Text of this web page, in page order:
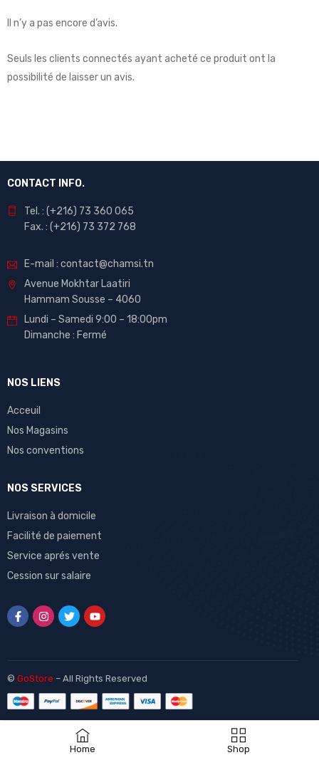
Home Shop
Il n’y a pas encore d’avis.
Seuls les clients connectés ayant acheté ce produit ont la
possibilité de laisser un avis.
CONTACT INFO.
Tel. : (+216) 73 360 065
Fax. : (+216) 73 372 768
E-mail : contact@chamsi.tn
Avenue Mokhtar Laatiri
Hammam Sousse – 4060
Lundi – Samedi 9:00 – 18:00pm
Dimanche : Fermé
NOS LIENS
Acceuil
Nos Magasins
Nos conventions
NOS SERVICES
Livraison à domicile
Facilité de paiement
Service aprés vente
Cession sur salaire
© GoStore – All Rights Reserved